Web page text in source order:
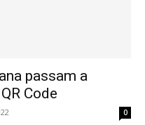
passam a
Code
0